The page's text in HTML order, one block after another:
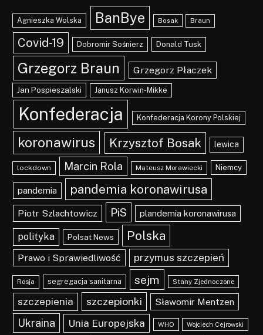
Agnieszka Wolska BanBye Bosak Braun
Covid-19 Dobromir Sośnierz Donald Tusk
Grzegorz Braun Grzegorz Płaczek
Jan Pospieszalski Janusz Korwin-Mikke
Konfederacja Konfederacja Korony Polskiej
koronawirus Krzysztof Bosak lewica
lockdown Marcin Rola Mateusz Morawiecki Niemcy
pandemia pandemia koronawirusa
Piotr Szlachtowicz PiS plandemia koronawirusa
polityka Polsat News Polska
Prawo i Sprawiedliwość przymus szczepień
Rosja segregacja sanitarna sejm Stany Zjednoczone
szczepienia szczepionki Sławomir Mentzen
Ukraina Unia Europejska WHO Wojciech Cejrowski